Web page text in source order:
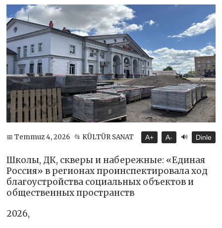
📅 Temmuz 4, 2026 📂 KÜLTÜR SANAT A+ A- 🔊 Dinle
Школы, ДК, скверы и набережные: «Единая
Россия» в регионах проинспектировала ход
благоустройства социальных объектов и
общественных пространств
2026,